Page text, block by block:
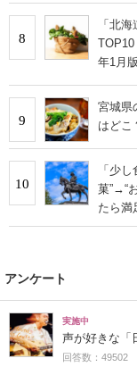
8
「北
年1月
9
宮城県
はどこ
10
「少
菓”→“
たら満
アンケート
実施中
声が好きな「
回答数：49502